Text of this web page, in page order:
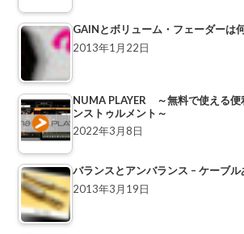
GAINとボリューム・フェーダーは
2013年1月22日
NUMA PLAYER ～無料で使える便
ンストゥルメント～
2022年3月8日
バランスとアンバランス – ケーブル
2013年3月19日